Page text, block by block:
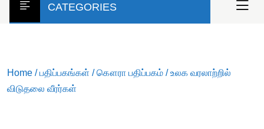
CATEGORIES
Home /பதிப்பகங்கள் /கௌரா பதிப்பகம் / உலக வரலாற்றில்
விடுதலை வீரர்கள்